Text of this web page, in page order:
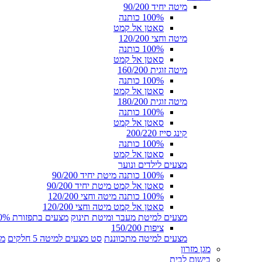
מיטה יחיד 90/200
100% כותנה
סאטן אל קמט
מיטה וחצי 120/200
100% כותנה
סאטן אל קמט
מיטה זוגית 160/200
100% כותנה
סאטן אל קמט
מיטה זוגית 180/200
100% כותנה
סאטן אל קמט
קינג סייז 200/220
100% כותנה
סאטן אל קמט
מצעים לילדים ונוער
100% כותנה מיטת יחיד 90/200
סאטן אל קמט מיטת יחיד 90/200
100% כותנה מיטה וחצי 120/200
סאטן אל קמט מיטה וחצי 120/200
מצעים למיטת מעבר ומיטת תינוק מצעים בתפזורת 100% כותנה
ציפות 150/200
מצעים למיטה מתכווננת סט מצעים למיטה 5 חלקים
מגן מזרון
בישום לבית